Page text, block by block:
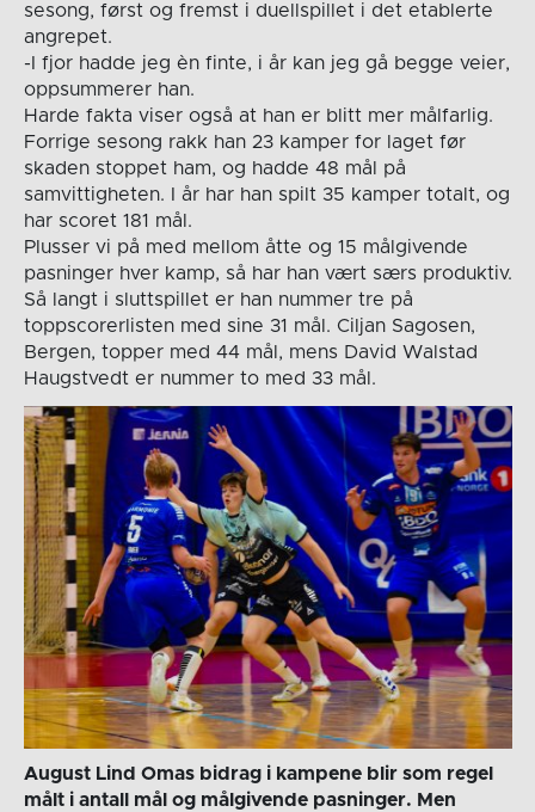
sesong, først og fremst i duellspillet i det etablerte
angrepet.
-I fjor hadde jeg èn finte, i år kan jeg gå begge veier,
oppsummerer han.
Harde fakta viser også at han er blitt mer målfarlig.
Forrige sesong rakk han 23 kamper for laget før
skaden stoppet ham, og hadde 48 mål på
samvittigheten. I år har han spilt 35 kamper totalt, og
har scoret 181 mål.
Plusser vi på med mellom åtte og 15 målgivende
pasninger hver kamp, så har han vært særs produktiv.
Så langt i sluttspillet er han nummer tre på
toppscorerlisten med sine 31 mål. Ciljan Sagosen,
Bergen, topper med 44 mål, mens David Walstad
Haugstvedt er nummer to med 33 mål.
August Lind Omas bidrag i kampene blir som regel
målt i antall mål og målgivende pasninger. Men